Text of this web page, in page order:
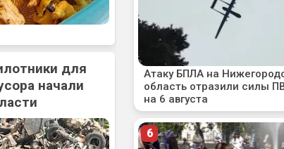
для
начали